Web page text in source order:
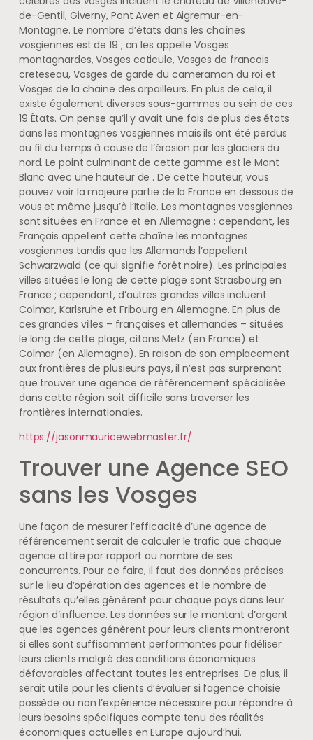
de-Gentil, Giverny, Pont Aven et Aigremur-en-
Montagne. Le nombre d’états dans les chaînes
vosgiennes est de 19 ; on les appelle Vosges
montagnardes, Vosges coticule, Vosges de francois
creteseau, Vosges de garde du cameraman du roi et
Vosges de la chaine des orpailleurs. En plus de cela, il
existe également diverses sous-gammes au sein de ces
19 États. On pense qu’il y avait une fois de plus des états
dans les montagnes vosgiennes mais ils ont été perdus
au fil du temps à cause de l’érosion par les glaciers du
nord. Le point culminant de cette gamme est le Mont
Blanc avec une hauteur de . De cette hauteur, vous
pouvez voir la majeure partie de la France en dessous de
vous et même jusqu’à l’Italie. Les montagnes vosgiennes
sont situées en France et en Allemagne ; cependant, les
Français appellent cette chaîne les montagnes
vosgiennes tandis que les Allemands l’appellent
Schwarzwald (ce qui signifie forêt noire). Les principales
villes situées le long de cette plage sont Strasbourg en
France ; cependant, d’autres grandes villes incluent
Colmar, Karlsruhe et Fribourg en Allemagne. En plus de
ces grandes villes – françaises et allemandes – situées
le long de cette plage, citons Metz (en France) et
Colmar (en Allemagne). En raison de son emplacement
aux frontières de plusieurs pays, il n’est pas surprenant
que trouver une agence de référencement spécialisée
dans cette région soit difficile sans traverser les
frontières internationales.
https://jasonmauricewebmaster.fr/
Trouver une Agence SEO
sans les Vosges
Une façon de mesurer l’efficacité d’une agence de
référencement serait de calculer le trafic que chaque
agence attire par rapport au nombre de ses
concurrents. Pour ce faire, il faut des données précises
sur le lieu d’opération des agences et le nombre de
résultats qu’elles génèrent pour chaque pays dans leur
région d’influence. Les données sur le montant d’argent
que les agences génèrent pour leurs clients montreront
si elles sont suffisamment performantes pour fidéliser
leurs clients malgré des conditions économiques
défavorables affectant toutes les entreprises. De plus, il
serait utile pour les clients d’évaluer si l’agence choisie
possède ou non l’expérience nécessaire pour répondre à
leurs besoins spécifiques compte tenu des réalités
économiques actuelles en Europe aujourd’hui.